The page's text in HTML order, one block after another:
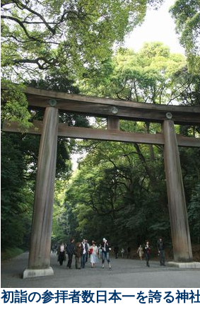
初詣の参拝者数日本一を誇る神